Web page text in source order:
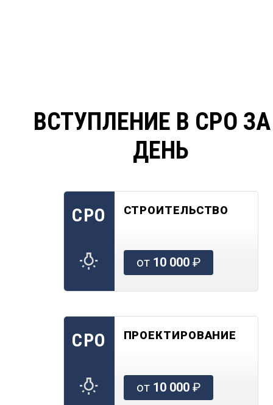
ВСТУПЛЕНИЕ В СРО
ДЕНЬ
СРО СТРОИТЕЛЬСТВО
от 10 000₽
СРО ПРОЕКТИРОВАНИЕ
от 10 000₽